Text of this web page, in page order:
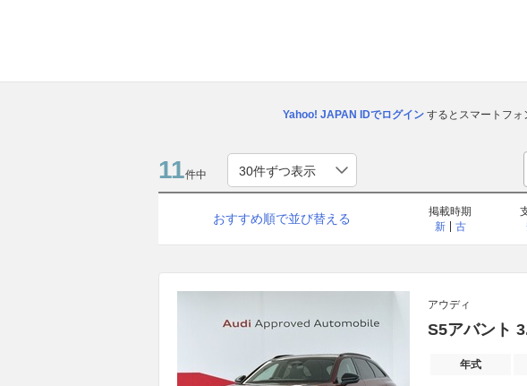
Yahoo! JAPAN IDでログインするとスマートフォ
11件中
おすすめ順で並び替える
掲載時期
新
古
アウディ
S5アバント
年式